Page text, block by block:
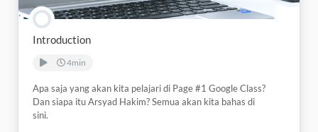
Introduction
4min
Apa saja yang akan kita pelajari di Page #1 Google Class?
Dan siapa itu Arsyad Hakim? Semua akan kita bahas di
sini.